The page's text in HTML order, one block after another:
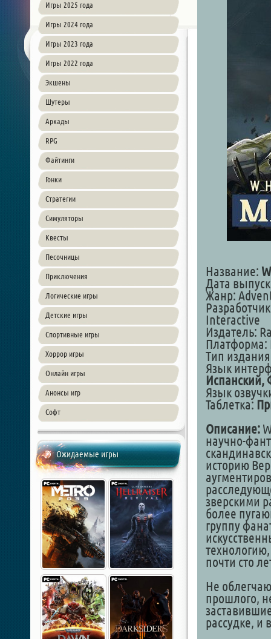
Игры 2025 года
Игры 2024 года
Игры 2023 года
Игры 2022 года
Экшены
Шутеры
Аркады
RPG
Файтинги
Гонки
Стратегии
Симуляторы
Квесты
Песочницы
Приключения
Логические игры
Детские игры
Спортивные игры
Хоррор игры
Онлайн игры
Анонсы игр
Софт
Ожидаемые игры
Название:
Дата
Жанр:
Interactive
Издатель:
Платформа:
Тип
Язык
Испанский,
Язык
Таблетка:
Описание:
научно-
историю
зверскими
более
группу
почти сто
Не
прошлого,
рассудке, и